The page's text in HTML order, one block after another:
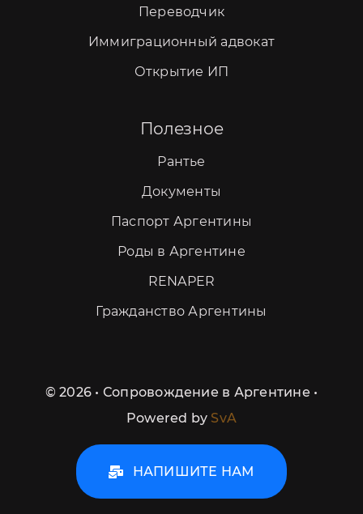
Переводчик
Иммиграционный адвокат
Открытие ИП
Полезное
Рантье
Документы
Паспорт Аргентины
Роды в Аргентине
RENAPER
Гражданство Аргентины
©2026 • Сопровождение в Аргентине •
Powered by SvA
НАПИШИТЕ НАМ